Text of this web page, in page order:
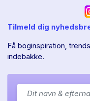
Tilmeld dig
Få boginspiration,
indebakke.